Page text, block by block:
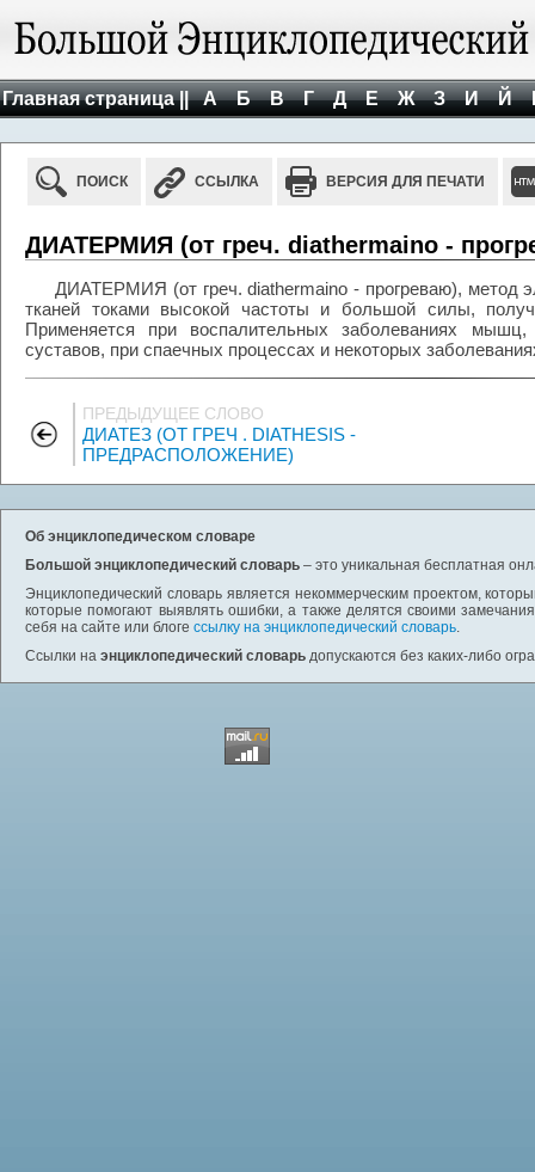
Главная страница || А Б В Г Д Е Ж З И Й
ПОИСК ССЫЛКА ВЕРСИЯ ДЛЯ ПЕЧАТИ
ДИАТЕРМИЯ (от греч. diathermaino -
ДИАТЕРМИЯ (от греч. diathermaino - прогреваю), метод
тканей токами высокой частоты и большой силы,
Применяется при воспалительных заболеваниях
суставов, при спаечных процессах и некоторых
ПРЕДЫДУЩЕЕ СЛОВО
ДИАТЕЗ (ОТ ГРЕЧ . DIATHESIS -
ПРЕДРАСПОЛОЖЕНИЕ)
Об энциклопедическом словаре
Большой энциклопедический словарь – это уникальная бесплатная
Энциклопедический словарь является некоммерческим проектом,
которые помогают выявлять ошибки, а также делятся своими
себя на сайте или блоге ссылку на энциклопедический словарь.
Ссылки на энциклопедический словарь допускаются без каких-либо